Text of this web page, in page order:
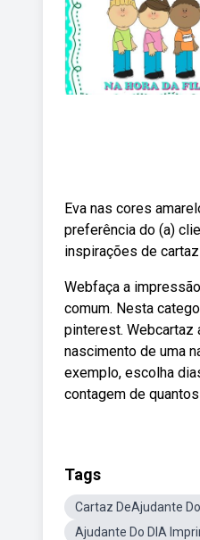
Eva nas cores
preferência do (a)
inspirações de
Webfaça a
comum. Nesta
pinterest. Webcartaz
nascimento de uma
exemplo, escolha
contagem de
Tags
Cartaz DeAjudante
Ajudante Do DIA